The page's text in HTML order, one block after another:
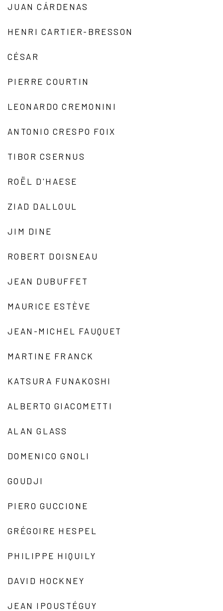
JUAN CÁRDENAS
HENRI CARTIER-BRESSON
CÉSAR
PIERRE COURTIN
LEONARDO CREMONINI
ANTONIO CRESPO FOIX
TIBOR CSERNUS
ROËL D'HAESE
ZIAD DALLOUL
JIM DINE
ROBERT DOISNEAU
JEAN DUBUFFET
MAURICE ESTÈVE
JEAN-MICHEL FAUQUET
MARTINE FRANCK
KATSURA FUNAKOSHI
ALBERTO GIACOMETTI
ALAN GLASS
DOMENICO GNOLI
GOUDJI
PIERO GUCCIONE
GRÉGOIRE HESPEL
PHILIPPE HIQUILY
DAVID HOCKNEY
JEAN IPOUSTÉGUY